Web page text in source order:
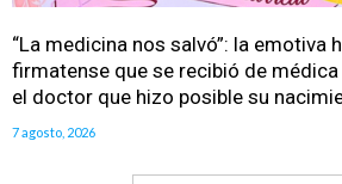
“La medicina nos salvó”: la emotiva
firmatense que se recibió de
el doctor que hizo posible su
7 agosto, 2026